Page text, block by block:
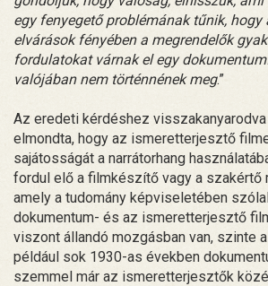
egy fenyegető problémának tűnik, hogy
elvárások fényében a megrendelők
fordulatokat várnak el egy
valójában nem történnének meg.”
Az eredeti kérdéshez
elmondta, hogy az ismeretterjesztő
sajátosságát a narrátorhang
fordul elő a filmkészítő vagy a szakértő
amely a tudomány képviseletében
dokumentum- és az ismeretterjesztő
viszont állandó mozgásban van, szinte
például sok 1930-as években
szemmel már az ismeretterjesztők